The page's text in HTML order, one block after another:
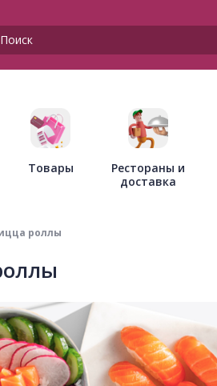
Товары
Рестораны и
доставка
роллы